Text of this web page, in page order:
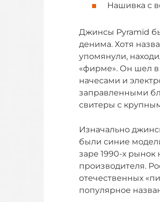
Нашивка с
Джинсы Pyramid
денима. Хотя
упомянули,
«фирме». Он шел
начесами и
заправленными
свитеры с
Изначально
были синие
заре 1990-х рынок
производителя.
отечественных
популярное